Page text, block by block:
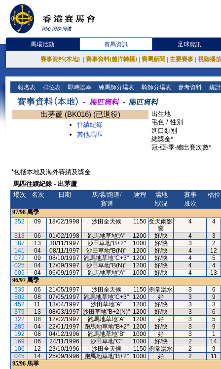
馬場活動 賽馬資訊 足球資訊
賽事資料(本地) 賽事資料(越洋轉播) 賽馬新聞 主要賽事 視聽播
報名表 排位表 即時賠率 練馬師分場表 騎師分場表 參考資料 統
出茅蘆 (BK016) (已退役)
往績紀錄
其他馬匹
出生地
毛色 / 性別
進口類別
總獎金*
冠-亞-季-總出賽次數*
*包括本地及海外賽績及獎金
馬匹往績紀錄 - 出茅蘆
場次
名次 日期
馬場/跑道/
賽道
途程
場地
狀況
賽事
班次
檔位
97/98 馬季
352
09 18/02/1998 沙田全天候 1150 受天雨影
響
4 4
313 06 01/02/1998 跑馬地草地"A" 1200 好/快 4
3
187
13 30/11/1997 沙田草地"B+2" 1000 好/快 3
2
141
04 08/11/1997 沙田草地"B(N)" 1200 好/快 4
12
072
09 08/10/1997 跑馬地草地"C+3" 1200 好/快 4
5
025
04 17/09/1997 沙田草地"B(N)" 1200 好/快 4
4
005
04 06/09/1997 跑馬地草地"A" 1000 好/快 4
13
96/97 馬季
539
06 21/05/1997 沙田全天候 1150 例常灑水 3
6
502
08 07/05/1997 跑馬地草地"C+3" 1200 好 3
9
452
11 13/04/1997 沙田草地"A" 1200 好/快 3
3
379
13 08/03/1997 沙田草地"B+2(N)" 1200 好/快 3
6
322
08 12/02/1997 跑馬地草地"A" 1200 好 3
5
285
04 22/01/1997 跑馬地草地"B+2" 1200 好/快 3
9
192
08 04/12/1996 跑馬地草地"B" 1000 好 3
1
169
06 24/11/1996 沙田草地"C" 1000 好/快 2
14
106
12 23/10/1996 沙田全天候 1150 例常灑水 2
9
045
14 25/09/1996 跑馬地草地"B+2" 1000 好 2
11
95/96 馬季